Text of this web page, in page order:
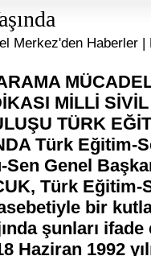
Merkez'den Haberler |
MİLLİ
TÜRK
Türk Eğitim-
Sen Genel
Türk Eğitim-
bir
şunları
Haziran 1992